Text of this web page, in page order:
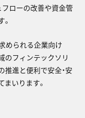
フローの改善や資金管
められる企業向け
のフィンテックソリ
推進と便利で安全・安
いります。